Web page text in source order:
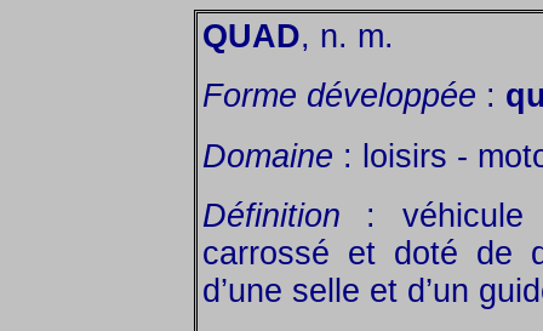
QUAD, n. m.
Forme développée :
Domaine : loisirs -
Définition : véhicule
carrossé et doté de
d’une selle et d’un